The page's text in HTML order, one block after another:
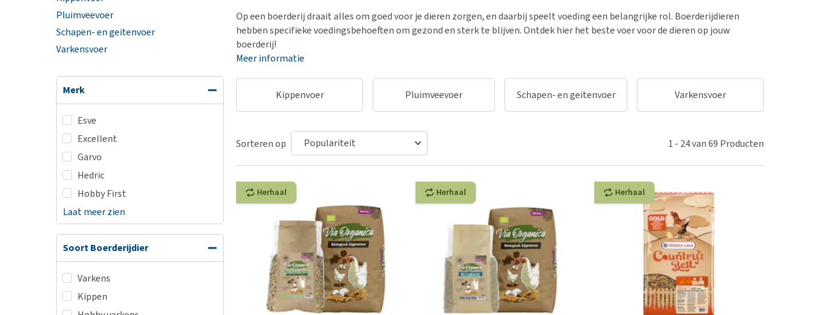
Biologisch hondenvoer
Vegan hondenvoer
Voer- en drinkbakken
Bekijk alles
Puppy apotheek
Ouderdom en dementie
Bekijk alles
Puppy apotheek
Vuurwerkangst
Bekijk alles
Ouderdom en dementie
Help! Mijn hond plast in
Pluimveevoer
Schapen- en geitenvoer
Varkensvoer
Merk
Esve
Excellent
Garvo
Hedric
Hobby First
Laat meer zien
Soort Boerderijdier
Varkens
Kippen
Op een boerderij draait alles om goed voor je dieren zorgen, en daarbij speelt voeding een belangrijke rol. Boerderijdieren
hebben specifieke voedingsbehoeften om gezond en sterk te blijven. Ontdek hier het beste voer voor de dieren op jouw
boerderij!
Meer informatie
Kippenvoer Pluimveevoer Schapen- en geitenvoer Varkensvoer
Sorteren op 1 - 24van69 Producten
Herhaal Herhaal Herhaal